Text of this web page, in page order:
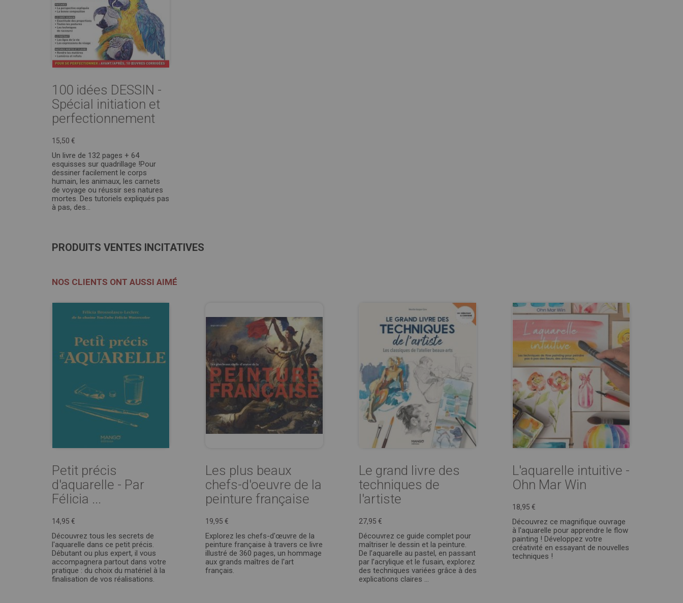
100 idées DESSIN -
Spécial initiation et
perfectionnement
15,50 €
Un livre de 132 pages + 64
esquisses sur quadrillage !Pour
dessiner facilement le corps
humain, les animaux, les carnets
de voyage ou réussir ses natures
mortes. Des tutoriels expliqués pas
à pas, des...
PRODUITS VENTES INCITATIVES
NOS CLIENTS ONT AUSSI AIMÉ
Petit précis
d'aquarelle - Par
Félicia ...
14,95 €
Découvrez tous les secrets de
l'aquarelle dans ce petit précis.
Débutant ou plus expert, il vous
accompagnera partout dans votre
pratique : du choix du matériel à la
finalisation de vos réalisations.
Les plus beaux
chefs-d'oeuvre de la
peinture française
19,95 €
Explorez les chefs-d'œuvre de la
peinture française à travers ce livre
illustré de 360 pages, un hommage
aux grands maîtres de l'art
français.
Le grand livre des
techniques de
l'artiste
27,95 €
Découvrez ce guide complet pour
maîtriser le dessin et la peinture.
De l’aquarelle au pastel, en passant
par l’acrylique et le fusain, explorez
des techniques variées grâce à des
explications claires ...
L'aquarelle intuitive -
Ohn Mar Win
18,95 €
Découvrez ce magnifique ouvrage
à l'aquarelle pour apprendre le flow
painting ! Développez votre
créativité en essayant de nouvelles
techniques !